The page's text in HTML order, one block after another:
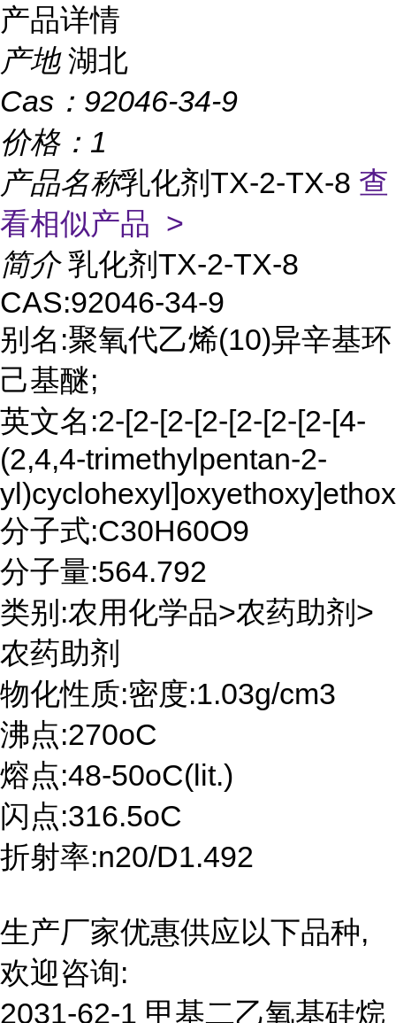
产品详情
产地 湖北
Cas： 92046-34-9
价格： 1
产品名称乳化剂TX-2-TX-8 查
看相似产品 >
简介 乳化剂TX-2-TX-8
CAS:92046-34-9
别名:聚氧代乙烯(10)异辛基环
己基醚;
英文名:2-[2-[2-[2-[2-[2-[2-[4-
(2,4,4-trimethylpentan-2-
分子式:C30H60O9
分子量:564.792
类别:农用化学品>农药助剂>
农药助剂
物化性质:密度:1.03g/cm3
沸点:270oC
熔点:48-50oC(lit.)
闪点:316.5oC
折射率:n20/D1.492
生产厂家优惠供应以下品种,
欢迎咨询:
2031-62-1 甲基二乙氧基硅烷